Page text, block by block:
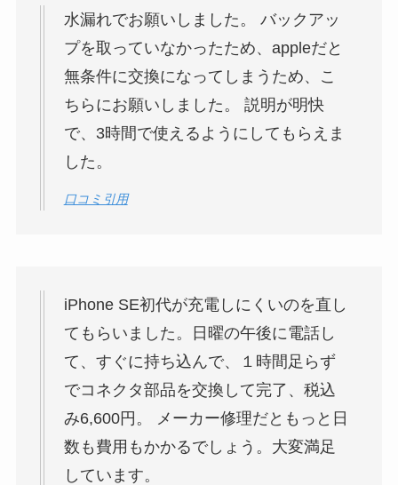
水漏れでお願いしました。 バックアッ
プを取っていなかったため、appleだと
無条件に交換になってしまうため、こ
ちらにお願いしました。 説明が明快
で、3時間で使えるようにしてもらえま
した。
口コミ引用
iPhone SE初代が充電しにくいのを直し
てもらいました。日曜の午後に電話し
て、すぐに持ち込んで、１時間足らず
でコネクタ部品を交換して完了、税込
み6,600円。 メーカー修理だともっと日
数も費用もかかるでしょう。大変満足
しています。